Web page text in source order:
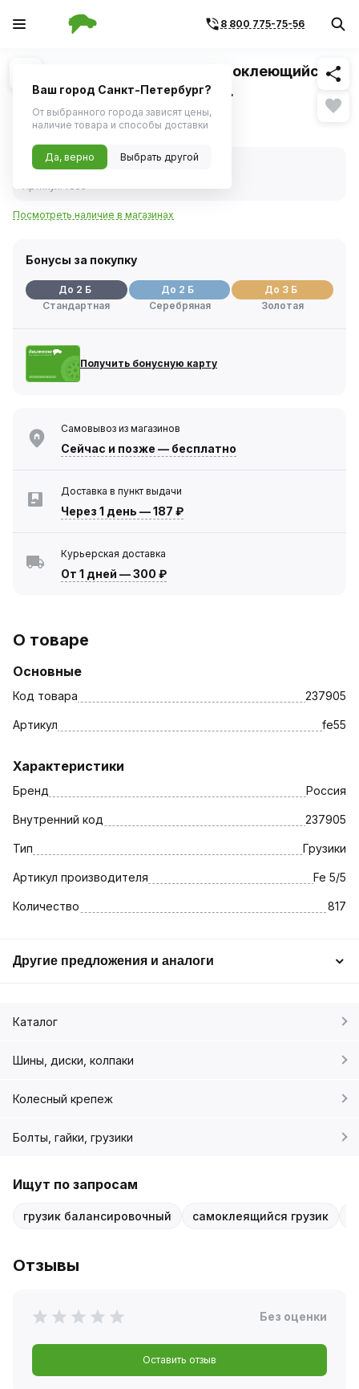
8 800 775-75-56
1/1 Похожие
Грузик балансировочный самоклеющийся
для литых дисков (12х5г) 60г.
24 ₽
В наличии
Посмотреть наличие в магазинах
Бонусы за покупку
До 2 Б
Стандартная
До 2 Б
Серебряная
До 3 Б
Золотая
Получить бонусную карту
Самовывоз из магазинов
Сейчас и позже — бесплатно
Доставка в пункт выдачи
Через 1 день —187 ₽
Курьерская доставка
От 1 дней —300 ₽
О товаре
Основные
Код товара 237905
Артикул fe55
Характеристики
Бренд Россия
Внутренний код 237905
Тип Грузики
Артикул производителя Fe 5/5
Количество 817
Другие предложения и аналоги
Каталог
Шины, диски, колпаки
Колесный крепеж
Болты, гайки, грузики
Ищут по запросам
грузик балансировочный самоклеящийся грузик
Отзывы
Без оценки
Оставить отзыв
Ваш город Санкт-Петербург?
От выбранного города зависят цены,
наличие товара и способы доставки
Да, верно Выбрать другой